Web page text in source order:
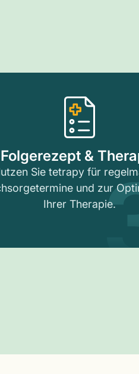
Folgerezept &
Sie tetrapy für
und zur
Ihrer Therapie.